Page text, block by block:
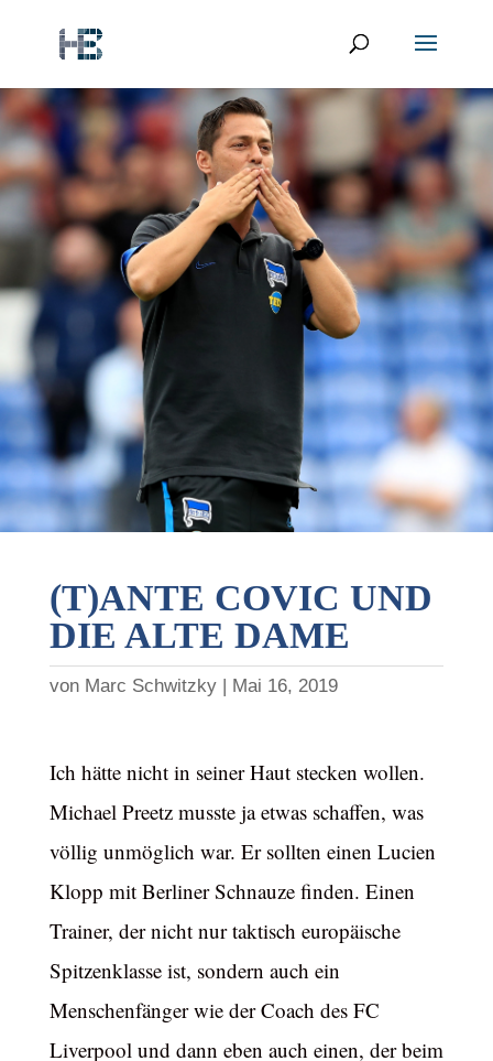
(T)ANTE COVIC UND
DIE ALTE DAME
von Marc Schwitzky Mai 16, 2019
Ich hätte nicht in seiner Haut stecken wollen.
Michael Preetz musste ja etwas schaffen, was
völlig unmöglich war. Er sollten einen Lucien
Klopp mit Berliner Schnauze finden. Einen
Trainer, der nicht nur taktisch europäische
Spitzenklasse ist, sondern auch ein
Menschenfänger wie der Coach des FC
Liverpool und dann eben auch einen, der beim